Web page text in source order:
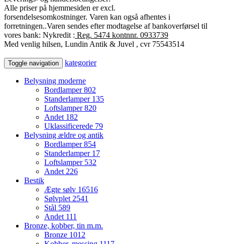
Alle priser på hjemmesiden er excl.
forsendelsesomkostninger. Varen kan også afhentes i
forretningen..Varen sendes efter modtagelse af bankoverførsel til
vores bank: Nykredit : Reg. 5474 kontnnr. 0933739
Med venlig hilsen, Lundin Antik & Juvel , cvr 75543514
Toggle navigation kategorier
Belysning moderne
Bordlamper802
Standerlamper 135
Loftslamper820
Andet 182
Uklassificerede 79
Belysning ældre og antik
Bordlamper854
Standerlamper 17
Loftslamper 532
Andet226
Bestik
Ægte sølv 16516
Sølvplet2541
Stål 589
Andet 111
Bronze, kobber, tin m.m.
Bronze 1012